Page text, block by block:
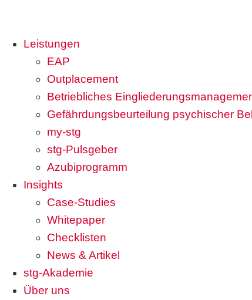
Leistungen
EAP
Outplacement
Betriebliches
Gefährdungsbeurteilung psychischer
my-stg
stg-Pulsgeber
Azubiprogramm
Insights
Case-Studies
Whitepaper
Checklisten
News & Artikel
stg-Akademie
Über uns